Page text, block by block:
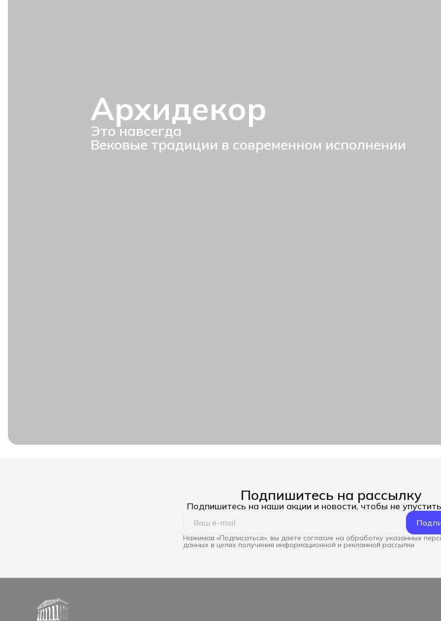
Архидекор
Это навсегда
Вековые традиции в современном исполнении
Подпишитесь на рассылку
Подпишитесь на наши акции и новости, чтобы не
Нажимая «Подписаться», вы даете согласие на обработку указанных
данных в целях получения информационной и рекламной рассылки